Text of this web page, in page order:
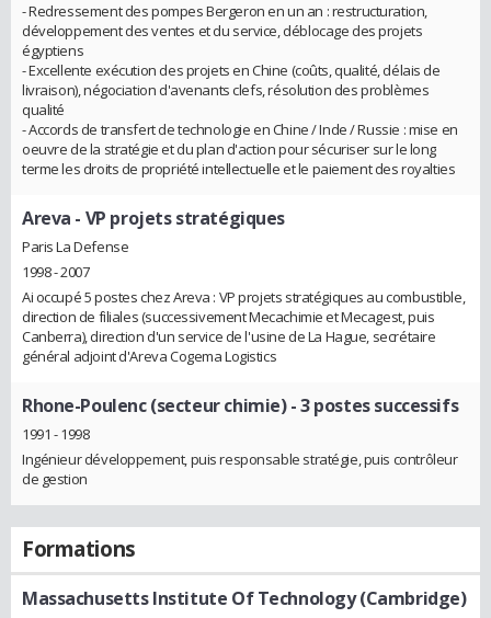
- Redressement des pompes Bergeron en un an : restructuration,
développement des ventes et du service, déblocage des projets
égyptiens
- Excellente exécution des projets en Chine (coûts, qualité, délais de
livraison), négociation d'avenants clefs, résolution des problèmes
qualité
- Accords de transfert de technologie en Chine / Inde / Russie : mise en
oeuvre de la stratégie et du plan d'action pour sécuriser sur le long
terme les droits de propriété intellectuelle et le paiement des royalties
Areva - VP projets stratégiques
Paris La Defense
1998 - 2007
Ai occupé 5 postes chez Areva : VP projets stratégiques au combustible,
direction de filiales (successivement Mecachimie et Mecagest, puis
Canberra), direction d'un service de l'usine de La Hague, secrétaire
général adjoint d'Areva Cogema Logistics
Rhone-Poulenc (secteur chimie)- 3 postes successifs
1991 - 1998
Ingénieur développement, puis responsable stratégie, puis contrôleur
de gestion
Formations
Massachusetts Institute Of Technology (Cambridge)